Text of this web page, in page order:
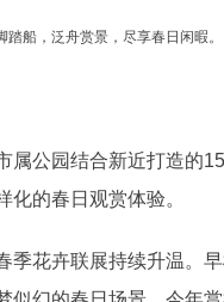
船，泛舟赏景，尽享春日闲暇。
公园结合新近打造的15
的春日观赏体验。
花卉联展持续升温。早